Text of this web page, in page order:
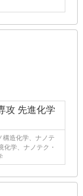
攻 先進化学
構造化学、ナノテ
化学、ナノテク・